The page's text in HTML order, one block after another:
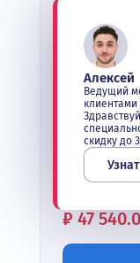
В
37 кВт - 55
Цена:
₽ 47
Алексей
Ведущий
клиентами
скидку до